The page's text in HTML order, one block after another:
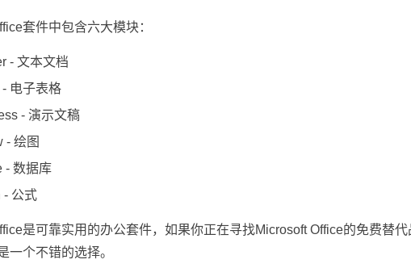
套件中包含六大模块：
- 文本文档
电子表格
- 演示文稿
- 绘图
- 数据库
- 公式
是可靠实用的办公套件，如果你正在寻找Microsoft Office的免费替
一个不错的选择。